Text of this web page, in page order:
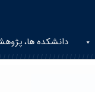
دانشکده ها،